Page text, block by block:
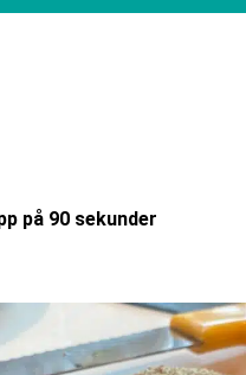
på 90 sekunder